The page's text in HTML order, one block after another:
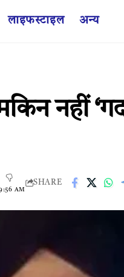
लाइफस्टाइल अन्य
नहीं
AM
SHARE